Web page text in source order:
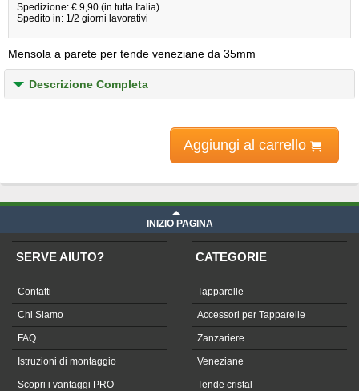
Spedizione: € 9,90 (in tutta Italia)
Spedito in: 1/2 giorni lavorativi
Mensola a parete per tende veneziane da 35mm
Descrizione Completa
Aggiungi al carrello
INIZIO PAGINA
SERVE AIUTO?
Contatti
Chi Siamo
FAQ
Istruzioni di montaggio
Scopri i vantaggi PRO
CATEGORIE
Tapparelle
Accessori per Tapparelle
Zanzariere
Veneziane
Tende cristal